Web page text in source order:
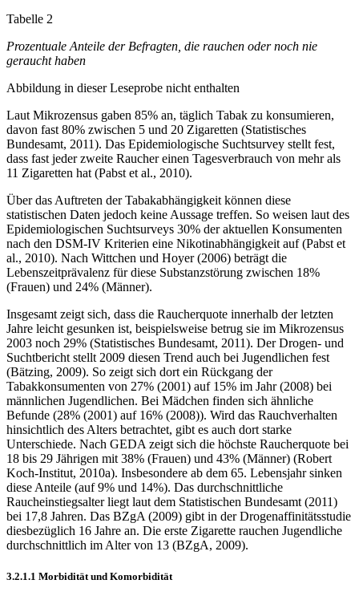
Tabelle 2
Prozentuale Anteile der Befragten, die rauchen oder noch nie
geraucht haben
Abbildung in dieser Leseprobe nicht enthalten
Laut Mikrozensus gaben 85% an, täglich Tabak zu konsumieren,
davon fast 80% zwischen 5 und 20 Zigaretten (Statistisches
Bundesamt, 2011). Das Epidemiologische Suchtsurvey stellt fest,
dass fast jeder zweite Raucher einen Tagesverbrauch von mehr als
11 Zigaretten hat (Pabst et al., 2010).
Über das Auftreten der Tabakabhängigkeit können diese
statistischen Daten jedoch keine Aussage treffen. So weisen laut des
Epidemiologischen Suchtsurveys 30% der aktuellen Konsumenten
nach den DSM-IV Kriterien eine Nikotinabhängigkeit auf (Pabst et
al., 2010). Nach Wittchen und Hoyer (2006) beträgt die
Lebenszeitprävalenz für diese Substanzstörung zwischen 18%
(Frauen) und 24% (Männer).
Insgesamt zeigt sich, dass die Raucherquote innerhalb der letzten
Jahre leicht gesunken ist, beispielsweise betrug sie im Mikrozensus
2003 noch 29% (Statistisches Bundesamt, 2011). Der Drogen- und
Suchtbericht stellt 2009 diesen Trend auch bei Jugendlichen fest
(Bätzing, 2009). So zeigt sich dort ein Rückgang der
Tabakkonsumenten von 27% (2001) auf 15% im Jahr (2008) bei
männlichen Jugendlichen. Bei Mädchen finden sich ähnliche
Befunde (28% (2001) auf 16% (2008)). Wird das Rauchverhalten
hinsichtlich des Alters betrachtet, gibt es auch dort starke
Unterschiede. Nach GEDA zeigt sich die höchste Raucherquote bei
18 bis 29 Jährigen mit 38% (Frauen) und 43% (Männer) (Robert
Koch-Institut, 2010a). Insbesondere ab dem 65. Lebensjahr sinken
diese Anteile (auf 9% und 14%). Das durchschnittliche
Raucheinstiegsalter liegt laut dem Statistischen Bundesamt (2011)
bei 17,8 Jahren. Das BZgA (2009) gibt in der Drogenaffinitätsstudie
diesbezüglich 16 Jahre an. Die erste Zigarette rauchen Jugendliche
durchschnittlich im Alter von 13 (BZgA, 2009).
3.2.1.1 Morbidität und Komorbidität